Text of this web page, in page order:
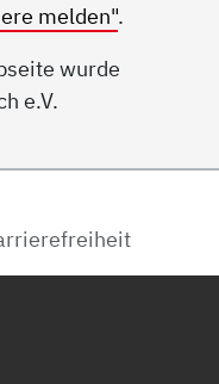
melden".
wurde
e.V.